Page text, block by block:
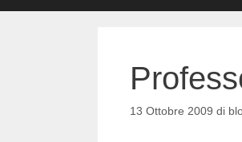
13 Ottobre 2009 di